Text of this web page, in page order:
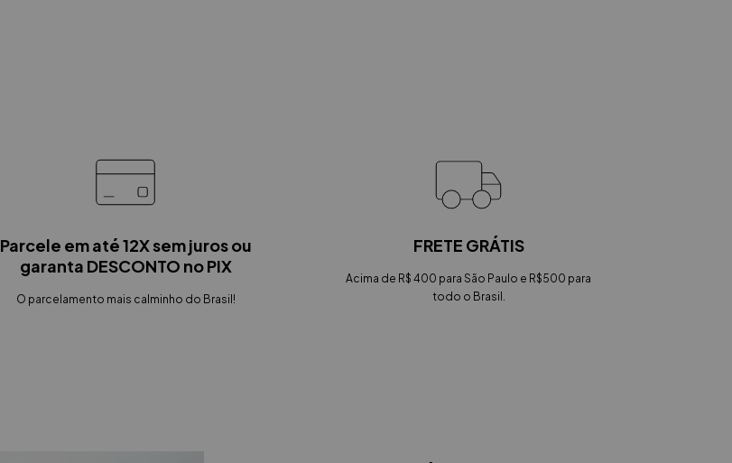
Parcele em até 12X sem juros ou
garanta DESCONTO no PIX
O parcelamento mais calminho do Brasil!
FRETE GRÁTIS
Acima de R$ 400 para São Paulo e R$500 para
todo o Brasil.